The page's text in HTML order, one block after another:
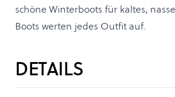
schöne Winterboots für kaltes,
Boots werten jedes Outfit auf.
DETAILS